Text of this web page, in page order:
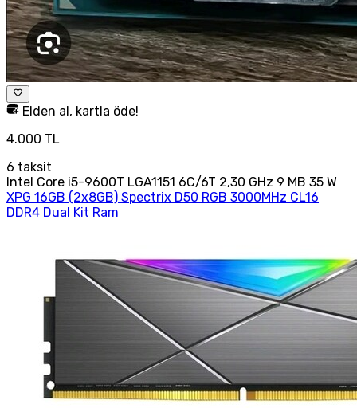
Elden al, kartla öde!
4.000 TL
6 taksit
Intel Core i5-9600T LGA1151 6C/6T 2,30 GHz 9 MB 35 W
XPG 16GB (2x8GB) Spectrix D50 RGB 3000MHz CL16
DDR4 Dual Kit Ram